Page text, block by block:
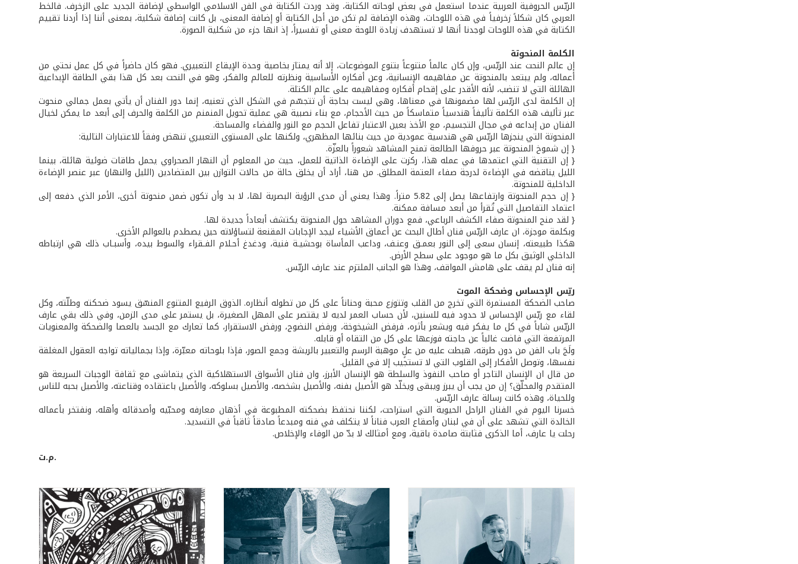
الريّس الحروفية العربية عندما استعمل في بعض لوحاته الكتابة، وقد وردت الكتابة في الفن الاسلامي الواسطي لإضافة الجديد على الزخرف. فالخط
العربي كان شكلاً زخرفياً في هذه اللوحات، وهذه الإضافة لم تكن من أجل الكتابة أو إضافة المعنى، بل كانت إضافة شكلية، بمعنى أننا إذا أردنا تقييم
الكتابة في هذه اللوحات لوجدنا أنها لا تستهدف زيادة اللوحة معنى أو تفسيراً، إذ انها جزء من شكلية الصورة.
الكلمة المنحوتة
إن عالم النحت عند الريّس، وإن كان عالماً متنوعاً بتنوع الموضوعات، إلا أنه يمتاز بخاصية وحدة الإيقاع التعبيري. فهو كان حاضراً في كل عمل نحتي من
أعماله، ولم يبتعد بالمنحوتة عن مفاهيمه الإنسانية، وعن أفكاره الأساسية ونظرته للعالم والفكر، وهو في النحت بعد كل هذا بقي الطاقة الإبداعية
الهائلة التي لا تنضب، لأنه الأقدر على إقحام أفكاره ومفاهيمه على عالم الكتلة.
إن الكلمة لدى الريّس لها مضمونها في معناها، وهي ليست بحاجة أن تتجسّم في الشكل الذي تعنيه، إنما دور الفنان أن يأتي بعمل جمالي منحوت
عبر تأليف هذه الكلمة تأليفاً هندسياً متماسكاً من حيث الأحجام، مع بناء نصبية هي عملية تحويل المنمنم من الكلمة والحرف إلى أبعد ما يمكن لخيال
الفنان من إبداعه في مجال التجسيم، مع الأخذ بعين الاعتبار تفاعل الحجم مع النور والفضاء والمساحة.
المنحوتة التي ينجزها الريّس هي هندسية عمودية من حيث بنائها المظهري، ولكنها على المستوى التعبيري تنهض وفقاً للاعتبارات التالية:
{ إن شموخ المنحوتة عبر حروفها الطالعة تمنح المشاهد شعوراً بالعزّة.
{ إن التقنية التي اعتمدها في عمله هذا، ركزت على الإضاءة الذاتية للعمل، حيث من المعلوم أن النهار الصحراوي يحمل طاقات ضوئية هائلة، بينما
الليل يناقضه في الإضاءة لدرجة صفاء العتمة المطلق. من هنا، أراد أن يخلق حالة من حالات التوازن بين المتضادين (الليل والنهار) عبر عنصر الإضاءة
الداخلية للمنحوتة.
{ إن حجم المنحوتة وارتفاعها يصل إلى 5.82 متراً. وهذا يعني أن مدى الرؤية البصرية لها، لا بد وأن تكون ضمن منحوتة أخرى، الأمر الذي دفعه إلى
اعتماد التفاصيل التي تُقرأ من أبعد مسافة ممكنة.
{ لقد منح المنحوتة صفاء الكشف الرباعي، فمع دوران المشاهد حول المنحوتة يكتشف أبعاداً جديدة لها.
وبكلمة موجزة، ان عارف الريّس فنان أطال البحث عن أعماق الأشياء ليجد الإجابات المقنعة لتساؤلاته حين يصطدم بالعوالم الأخرى.
هكذا طبيعته، إنسان سعى إلى النور بعمـق وعنـف، وداعب المأساة بوحشيـة فنية، ودغدغ أحـلام الفـقراء والسوط بيده، وأسبـاب ذلك هي ارتباطه
الداخلي الوثيق بكل ما هو موجود على سطح الأرض.
إنه فنان لم يقف على هامش المواقف، وهذا هو الجانب الملتزم عند عارف الريّس.
ريّس الإحساس وضحكة الموت
صاحب الضحكة المستمرة التي تخرج من القلب وتتوزع محبة وحناناً على كل من تطوله أنظاره. الذوق الرفيع المتنوع المنسّق يسود ضحكته وطلّته، وكل
لقاء مع ريّس الإحساس لا حدود فيه للسنين، لأن حساب العمر لديه لا يقتصر على المهل الصغيرة، بل يستمر على مدى الزمن، وفي ذلك بقي عارف
الريّس شاباً في كل ما يفكر فيه ويشعر بأثره، فرفض الشيخوخة، ورفض النضوج، ورفض الاستقرار، كما تعارك مع الجسد بالعصا والضحكة والمعنويات
المرتفعة التي فاضت غالباً عن حاجته فوزعها على كل من التقاه أو قابله.
ولَجَ باب الفن من دون طرقه، هبطت عليه من علٍ موهبة الرسم والتعبير بالريشة وجمع الصور، فإذا بلوحاته معبّرة، وإذا بجمالياته تواجه العقول المغلقة
نفسها، وتوصل الأفكار إلى القلوب التي لا تستجيب إلا في القليل.
من قال ان الإنسان التاجر أو صاحب النفوذ والسلطة هو الإنسان الأبرز، وان فنان الأسواق الاستهلاكية الذي يتماشى مع ثقافة الوجبات السريعة هو
المتقدم والمحلّق؟ إن من يجب أن يبرز ويبقى ويخلّد هو الأصيل بفنه، والأصيل بشخصه، والأصيل بسلوكه، والأصيل باعتقاده وقناعته، والأصيل بحبه للناس
وللحياة، وهذه كانت رسالة عارف الريّس.
خسرنا اليوم في الفنان الراحل الحيوية التي استراحت، لكننا نحتفظ بضحكته المطبوعة في أذهان معارفه ومحبّيه وأصدقائه وأهله، ونفتخر بأعماله
الخالدة التي تشهد على أن في لبنان وأصقاع العرب فناناً لا يتكلف في فنه ومبدعاً صادقاً ثاقباً في التسديد.
رحلت يا عارف، أما الذكرى فثابتة صامدة باقية، ومع أمثالك لا بدّ من الوفاء والإخلاص.
م.ت.